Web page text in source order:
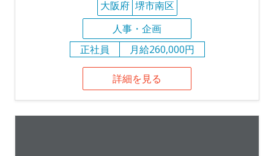
大阪府 堺市南区
人事・企画
正社員
月給260,000円
詳細を見る